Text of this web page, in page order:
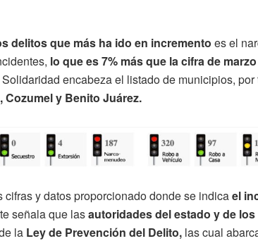
delitos que más ha ido en incremento es el
lo que es 7% más que la cifra de
encabeza el listado de municipios,
Cozumel y Benito Juárez.
cifras y datos proporcionado donde se indicael
señala que lasautoridades del estado y de
la Ley de Prevención del Delito, las cual